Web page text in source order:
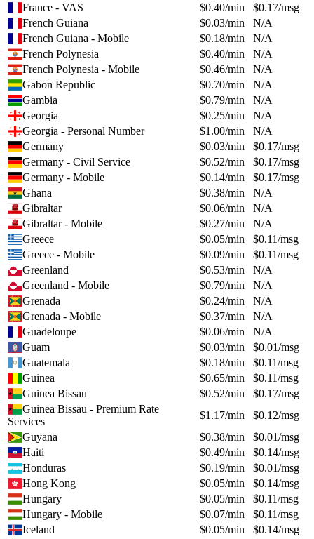
France - VAS $0.40/min $0.17/msg
French Guiana
$0.03/min
N/A
French Guiana - Mobile
$0.18/min
N/A
French Polynesia
$0.40/min
N/A
French Polynesia - Mobile
$0.46/min
N/A
Gabon Republic
$0.70/min
N/A
Gambia
$0.79/min
N/A
Georgia
$0.25/min
N/A
Georgia - Personal Number
$1.00/min
N/A
Germany
$0.03/min $0.17/msg
Germany - Civil Service
$0.52/min $0.17/msg
Germany - Mobile
$0.14/min $0.17/msg
Ghana
$0.38/min
N/A
Gibraltar
$0.06/min
N/A
Gibraltar - Mobile
$0.27/min
N/A
Greece
$0.05/min $0.11/msg
Greece - Mobile
$0.09/min $0.11/msg
Greenland
$0.53/min
N/A
Greenland - Mobile
$0.79/min
N/A
Grenada
$0.24/min
N/A
Grenada - Mobile
$0.37/min
N/A
Guadeloupe
$0.06/min
N/A
Guam
$0.03/min $0.01/msg
Guatemala
$0.18/min $0.11/msg
Guinea
$0.65/min $0.11/msg
Guinea Bissau
$0.52/min $0.17/msg
Guinea Bissau - Premium Rate
Services
$1.17/min $0.12/msg
Guyana
$0.38/min $0.01/msg
Haiti
$0.49/min $0.14/msg
Honduras
$0.19/min $0.01/msg
Hong Kong
$0.05/min $0.14/msg
Hungary
$0.05/min $0.11/msg
Hungary - Mobile
$0.07/min $0.11/msg
Iceland
$0.05/min $0.14/msg